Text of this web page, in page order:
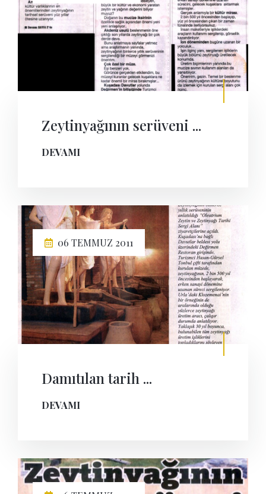
Zeytinyağının serüveni ...
DEVAMI
06 TEMMUZ 2011
Damıtılan tarih ...
DEVAMI